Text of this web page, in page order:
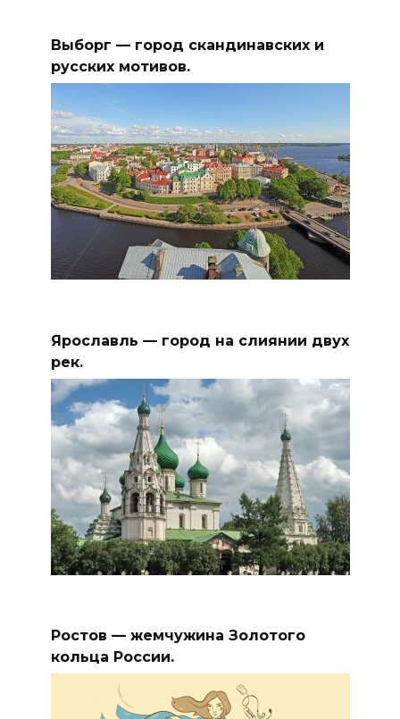
Выборг — город скандинавских и
русских мотивов.
Ярославль — город на слиянии двух
рек.
Ростов — жемчужина Золотого
кольца России.